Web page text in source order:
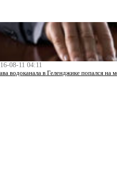
08-11 04:11
водоканала в Геленджике попался на